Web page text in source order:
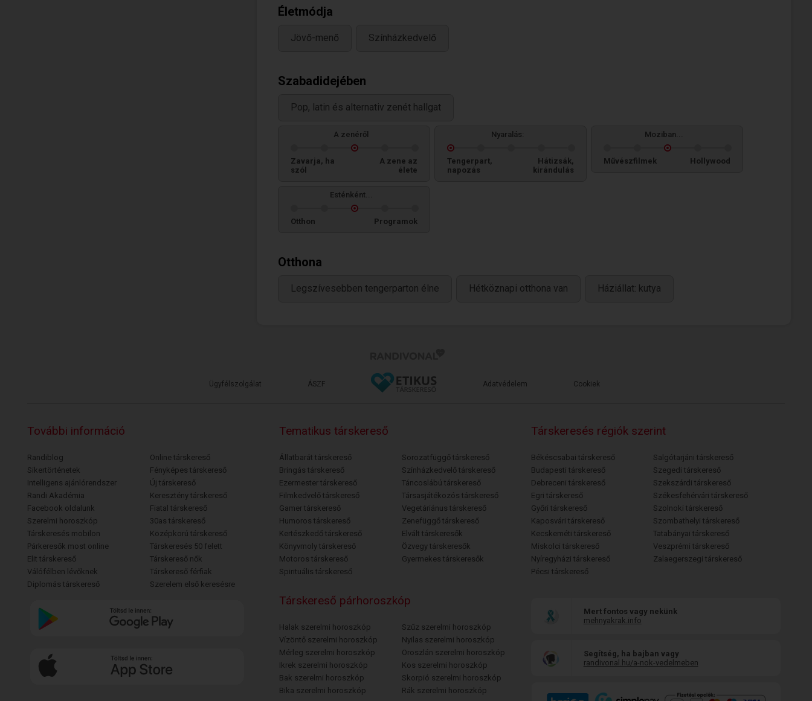
Életmódja
Jövő-menő Színházkedvelő
Szabadidejében
Pop, latin és alternativ zenét hallgat
A zenéről
Zavarja, ha
szól
A zene az
élete
Nyaralás:
Tengerpart,
napozás
Hátizsák,
kirándulás
Moziban...
Művészfilmek Hollywood
Esténként...
Otthon Programok
Otthona
Legszívesebben tengerparton élne Hétköznapi otthona van Háziállat: kutya
Ügyfélszolgálat ÁSZF Adatvédelem Cookiek
További információ
Randiblog
Sikertörténetek
Intelligens ajánlórendszer
Randi Akadémia
Facebook oldalunk
Szerelmi horoszkóp
Társkeresés mobilon
Párkeresők most online
Elit társkereső
Válófélben lévőknek
Diplomás társkereső
Online társkereső
Fényképes társkereső
Új társkereső
Keresztény társkereső
Fiatal társkereső
30as társkereső
Középkorú társkereső
Társkeresés 50 felett
Társkereső nők
Társkereső férfiak
Szerelem első keresésre
Tematikus társkereső
Állatbarát társkereső
Bringás társkereső
Ezermester társkereső
Filmkedvelő társkereső
Gamer társkereső
Humoros társkereső
Kertészkedő társkereső
Könyvmoly társkereső
Motoros társkereső
Spirituális társkereső
Sorozatfüggő társkereső
Színházkedvelő társkereső
Táncoslábú társkereső
Társasjátékozós társkereső
Vegetáriánus társkereső
Zenefüggő társkereső
Elvált társkeresők
Özvegy társkeresők
Gyermekes társkeresők
Társkeresés régiók szerint
Békéscsabai társkereső
Budapesti társkereső
Debreceni társkereső
Egri társkereső
Győri társkereső
Kaposvári társkereső
Kecskeméti társkereső
Miskolci társkereső
Nyíregyházi társkereső
Pécsi társkereső
Salgótarjáni társkereső
Szegedi társkereső
Szekszárdi társkereső
Székesfehérvári társkereső
Szolnoki társkereső
Szombathelyi társkereső
Tatabányai társkereső
Veszprémi társkereső
Zalaegerszegi társkereső
Társkereső párhoroszkóp
Halak szerelmi horoszkóp
Vízöntő szerelmi horoszkóp
Mérleg szerelmi horoszkóp
Ikrek szerelmi horoszkóp
Bak szerelmi horoszkóp
Bika szerelmi horoszkóp
Szűz szerelmi horoszkóp
Nyilas szerelmi horoszkóp
Oroszlán szerelmi horoszkóp
Kos szerelmi horoszkóp
Skorpió szerelmi horoszkóp
Rák szerelmi horoszkóp
Mert fontos vagy nekünk
mehnyakrak.info
Segítség, ha bajban vagy
randivonal.hu/a-nok-vedelmeben